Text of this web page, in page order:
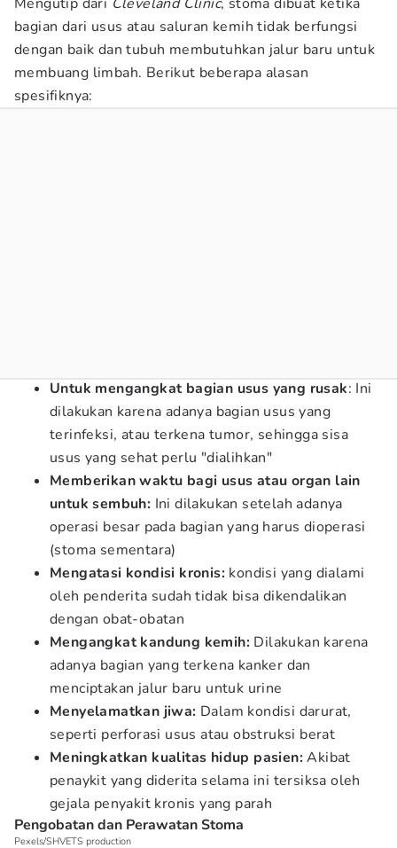
bagian dari usus atau saluran kemih tidak berfungsi
dengan baik dan tubuh membutuhkan jalur baru untuk
membuang limbah. Berikut beberapa alasan
spesifiknya:
Untuk mengangkat bagian usus yang rusak: Ini
dilakukan karena adanya bagian usus yang
terinfeksi, atau terkena tumor, sehingga sisa
usus yang sehat perlu "dialihkan"
Memberikan waktu bagi usus atau organ lain
untuk sembuh: Ini dilakukan setelah adanya
operasi besar pada bagian yang harus dioperasi
(stoma sementara)
Mengatasi kondisi kronis: kondisi yang dialami
oleh penderita sudah tidak bisa dikendalikan
dengan obat-obatan
Mengangkat kandung kemih: Dilakukan karena
adanya bagian yang terkena kanker dan
menciptakan jalur baru untuk urine
Menyelamatkan jiwa: Dalam kondisi darurat,
seperti perforasi usus atau obstruksi berat
Meningkatkan kualitas hidup pasien:Akibat
penaykit yang diderita selama ini tersiksa oleh
gejala penyakit kronis yang parah
Pengobatan dan Perawatan Stoma
Pexels/SHVETS production